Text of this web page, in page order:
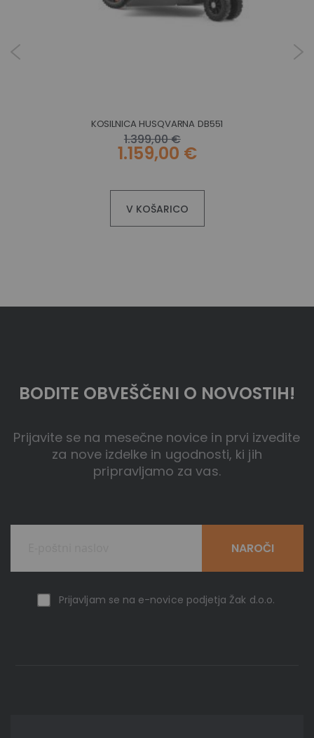
KOSILNICA HUSQVARNA DB551
1.399,00 €
1.159,00 €
V KOŠARICO
BODITE OBVEŠČENI O NOVOSTIH!
Prijavite se na mesečne novice in prvi izvedite
za nove izdelke in ugodnosti, ki jih
pripravljamo za vas.
Prijavljam se na e-novice podjetja Žak d.o.o.
NAROČI